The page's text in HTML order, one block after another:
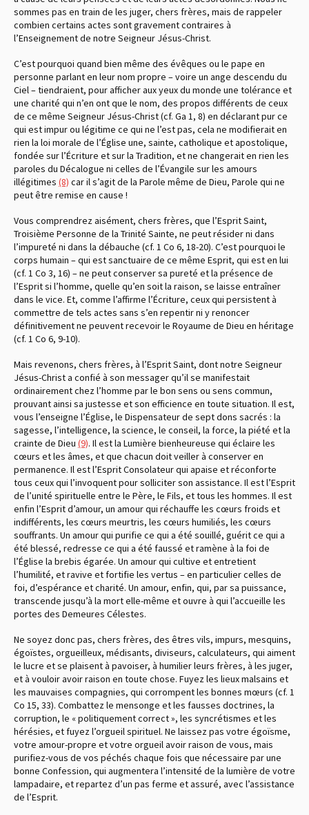
sommes pas en train de les juger, chers frères, mais de rappeler
combien certains actes sont gravement contraires à
l’Enseignement de notre Seigneur Jésus-Christ.
C’est pourquoi quand bien même des évêques ou le pape en
personne parlant en leur nom propre – voire un ange descendu du
Ciel – tiendraient, pour afficher aux yeux du monde une tolérance et
une charité qui n’en ont que le nom, des propos différents de ceux
de ce même Seigneur Jésus-Christ (cf. Ga 1, 8) en déclarant pur ce
qui est impur ou légitime ce qui ne l’est pas, cela ne modifierait en
rien la loi morale de l’Église une, sainte, catholique et apostolique,
fondée sur l’Écriture et sur la Tradition, et ne changerait en rien les
paroles du Décalogue ni celles de l’Évangile sur les amours
illégitimes (8) car il s’agit de la Parole même de Dieu, Parole qui ne
peut être remise en cause !
Vous comprendrez aisément, chers frères, que l’Esprit Saint,
Troisième Personne de la Trinité Sainte, ne peut résider ni dans
l’impureté ni dans la débauche (cf. 1 Co 6, 18-20). C’est pourquoi le
corps humain – qui est sanctuaire de ce même Esprit, qui est en lui
(cf. 1 Co 3, 16) – ne peut conserver sa pureté et la présence de
l’Esprit si l’homme, quelle qu’en soit la raison, se laisse entraîner
dans le vice. Et, comme l’affirme l’Écriture, ceux qui persistent à
commettre de tels actes sans s’en repentir ni y renoncer
définitivement ne peuvent recevoir le Royaume de Dieu en héritage
(cf. 1 Co 6, 9-10).
Mais revenons, chers frères, à l’Esprit Saint, dont notre Seigneur
Jésus-Christ a confié à son messager qu’il se manifestait
ordinairement chez l’homme par le bon sens ou sens commun,
prouvant ainsi sa justesse et son efficience en toute situation. Il est,
vous l’enseigne l’Église, le Dispensateur de sept dons sacrés : la
sagesse, l’intelligence, la science, le conseil, la force, la piété et la
crainte de Dieu (9). Il est la Lumière bienheureuse qui éclaire les
cœurs et les âmes, et que chacun doit veiller à conserver en
permanence. Il est l’Esprit Consolateur qui apaise et réconforte
tous ceux qui l’invoquent pour solliciter son assistance. Il est l’Esprit
de l’unité spirituelle entre le Père, le Fils, et tous les hommes. Il est
enfin l’Esprit d’amour, un amour qui réchauffe les cœurs froids et
indifférents, les cœurs meurtris, les cœurs humiliés, les cœurs
souffrants. Un amour qui purifie ce qui a été souillé, guérit ce qui a
été blessé, redresse ce qui a été faussé et ramène à la foi de
l’Église la brebis égarée. Un amour qui cultive et entretient
l’humilité, et ravive et fortifie les vertus – en particulier celles de
foi, d’espérance et charité. Un amour, enfin, qui, par sa puissance,
transcende jusqu’à la mort elle-même et ouvre à qui l’accueille les
portes des Demeures Célestes.
Ne soyez donc pas, chers frères, des êtres vils, impurs, mesquins,
égoïstes, orgueilleux, médisants, diviseurs, calculateurs, qui aiment
le lucre et se plaisent à pavoiser, à humilier leurs frères, à les juger,
et à vouloir avoir raison en toute chose. Fuyez les lieux malsains et
les mauvaises compagnies, qui corrompent les bonnes mœurs (cf. 1
Co 15, 33). Combattez le mensonge et les fausses doctrines, la
corruption, le « politiquement correct », les syncrétismes et les
hérésies, et fuyez l’orgueil spirituel. Ne laissez pas votre égoïsme,
votre amour-propre et votre orgueil avoir raison de vous, mais
purifiez-vous de vos péchés chaque fois que nécessaire par une
bonne Confession, qui augmentera l’intensité de la lumière de votre
lampadaire, et repartez d’un pas ferme et assuré, avec l’assistance
de l’Esprit.